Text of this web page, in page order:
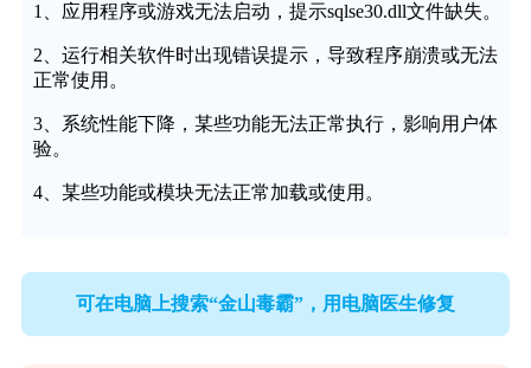
1、应用程序或游戏无法启动，提示sqlse30.dll文件缺失。
2、运行相关软件时出现错误提示，导致程序崩溃或无法
正常使用。
3、系统性能下降，某些功能无法正常执行，影响用户体
验。
4、某些功能或模块无法正常加载或使用。
可在电脑上搜索“金山毒霸”，用电脑医生修复